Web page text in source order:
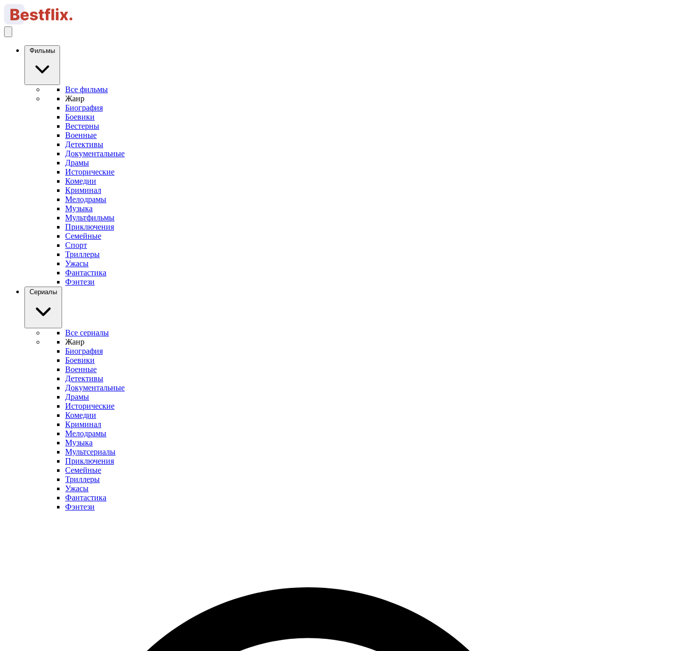
Фильмы
Все фильмы
Жанр
Биография
Боевики
Вестерны
Военные
Детективы
Документальные
Драмы
Исторические
Комедии
Криминал
Мелодрамы
Музыка
Мультфильмы
Приключения
Семейные
Спорт
Триллеры
Ужасы
Фантастика
Фэнтези
Сериалы
Все сериалы
Жанр
Биография
Боевики
Военные
Детективы
Документальные
Драмы
Исторические
Комедии
Криминал
Мелодрамы
Музыка
Мультсериалы
Приключения
Семейные
Триллеры
Ужасы
Фантастика
Фэнтези